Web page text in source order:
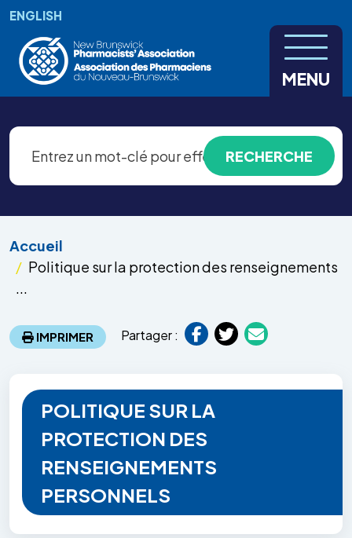
Aller au contenu principal
ENGLISH
MENU
Accueil
Politique sur la protection des renseignements
...
IMPRIMER Partager :
POLITIQUE SUR LA
PROTECTION DES
RENSEIGNEMENTS
PERSONNELS